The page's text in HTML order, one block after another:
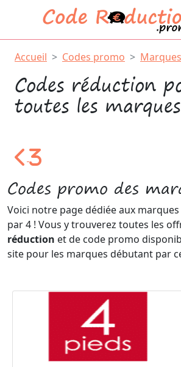
Accueil Codes promo Marques
Codes réduction
toutes les
3
Codes promo des
Voici notre page dédiée aux
par 4 ! Vous y trouverez toutes les
réduction et de code promo
site pour les marques débutant par